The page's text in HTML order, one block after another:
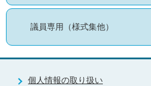
議員専用（様式集他）
個人情報の取り扱い